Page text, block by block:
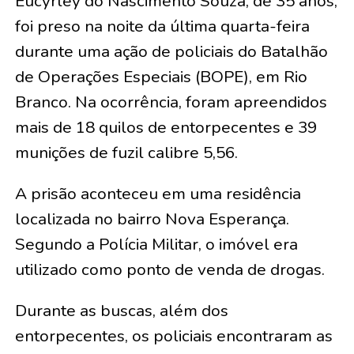
foi preso na noite da última quarta-feira
durante uma ação de policiais do Batalhão
de Operações Especiais (BOPE), em Rio
Branco. Na ocorrência, foram apreendidos
mais de 18 quilos de entorpecentes e 39
munições de fuzil calibre 5,56.
A prisão aconteceu em uma residência
localizada no bairro Nova Esperança.
Segundo a Polícia Militar, o imóvel era
utilizado como ponto de venda de drogas.
Durante as buscas, além dos
entorpecentes, os policiais encontraram as